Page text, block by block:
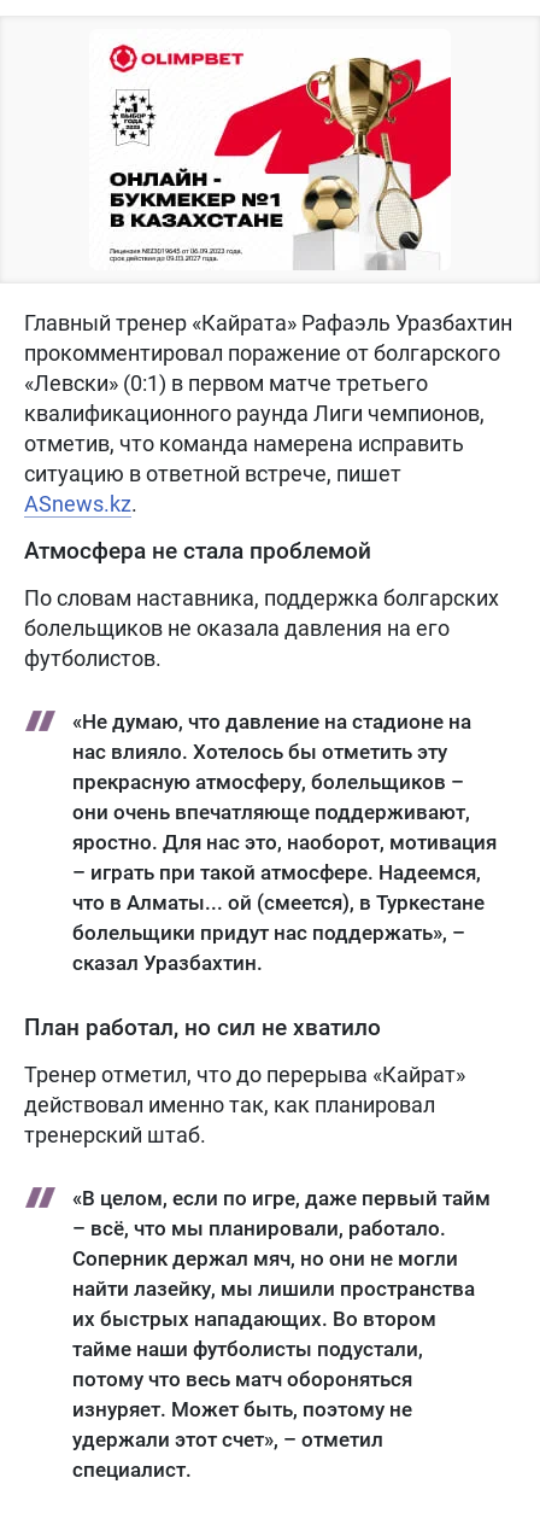
Главный тренер «Кайрата» Рафаэль Уразбахтин
прокомментировал поражение от болгарского
«Левски» (0:1) в первом матче третьего
квалификационного раунда Лиги чемпионов,
отметив, что команда намерена исправить
ситуацию в ответной встрече, пишет
ASnews.kz.
Атмосфера не стала проблемой
По словам наставника, поддержка болгарских
болельщиков не оказала давления на его
футболистов.
«Не думаю, что давление на стадионе на
нас влияло. Хотелось бы отметить эту
прекрасную атмосферу, болельщиков –
они очень впечатляюще поддерживают,
яростно. Для нас это, наоборот, мотивация
– играть при такой атмосфере. Надеемся,
что в Алматы... ой (смеется), в Туркестане
болельщики придут нас поддержать», –
сказал Уразбахтин.
План работал, но сил не хватило
Тренер отметил, что до перерыва «Кайрат»
действовал именно так, как планировал
тренерский штаб.
«В целом, если по игре, даже первый тайм
– всё, что мы планировали, работало.
Соперник держал мяч, но они не могли
найти лазейку, мы лишили пространства
их быстрых нападающих. Во втором
тайме наши футболисты подустали,
потому что весь матч обороняться
изнуряет. Может быть, поэтому не
удержали этот счет», – отметил
специалист.